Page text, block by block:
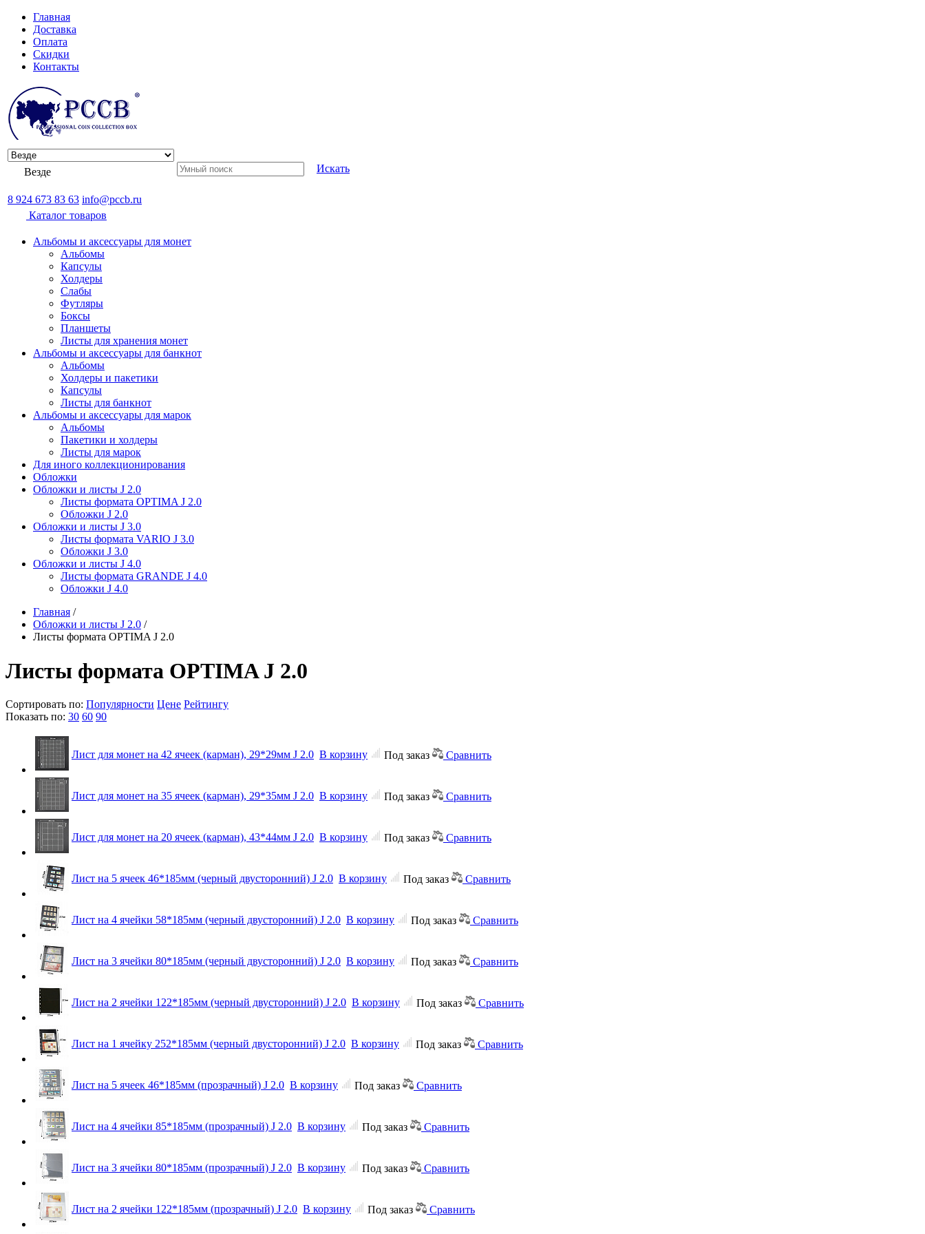
Главная
Доставка
Оплата
Скидки
Контакты
Везде Искать
8 924 673 83 63 info@pccb.ru
Каталог товаров
Альбомы и аксессуары для монет
Альбомы
Капсулы
Холдеры
Слабы
Футляры
Боксы
Планшеты
Листы для хранения монет
Альбомы и аксессуары для банкнот
Альбомы
Холдеры и пакетики
Капсулы
Листы для банкнот
Альбомы и аксессуары для марок
Альбомы
Пакетики и холдеры
Листы для марок
Для иного коллекционирования
Обложки
Обложки и листы J 2.0
Листы формата OPTIMA J 2.0
Обложки J 2.0
Обложки и листы J 3.0
Листы формата VARIO J 3.0
Обложки J 3.0
Обложки и листы J 4.0
Листы формата GRANDE J 4.0
Обложки J 4.0
Главная /
Обложки и листы J 2.0 /
Листы формата OPTIMA J 2.0
Листы формата OPTIMA J 2.0
Сортировать по: Популярности Цене Рейтингу
Показать по: 30 60 90
Лист для монет на 42 ячеек (карман), 29*29мм J 2.0 В корзину Под заказ Сравнить
Лист для монет на 35 ячеек (карман), 29*35мм J 2.0 В корзину Под заказ Сравнить
Лист для монет на 20 ячеек (карман), 43*44мм J 2.0 В корзину Под заказ Сравнить
Лист на 5 ячеек 46*185мм (черный двусторонний) J 2.0 В корзину Под заказ Сравнить
Лист на 4 ячейки 58*185мм (черный двусторонний) J 2.0 В корзину Под заказ Сравнить
Лист на 3 ячейки 80*185мм (черный двусторонний) J 2.0 В корзину Под заказ Сравнить
Лист на 2 ячейки 122*185мм (черный двусторонний) J 2.0 В корзину Под заказ Сравнить
Лист на 1 ячейку 252*185мм (черный двусторонний) J 2.0 В корзину Под заказ Сравнить
Лист на 5 ячеек 46*185мм (прозрачный) J 2.0 В корзину Под заказ Сравнить
Лист на 4 ячейки 85*185мм (прозрачный) J 2.0 В корзину Под заказ Сравнить
Лист на 3 ячейки 80*185мм (прозрачный) J 2.0 В корзину Под заказ Сравнить
Лист на 2 ячейки 122*185мм (прозрачный) J 2.0 В корзину Под заказ Сравнить